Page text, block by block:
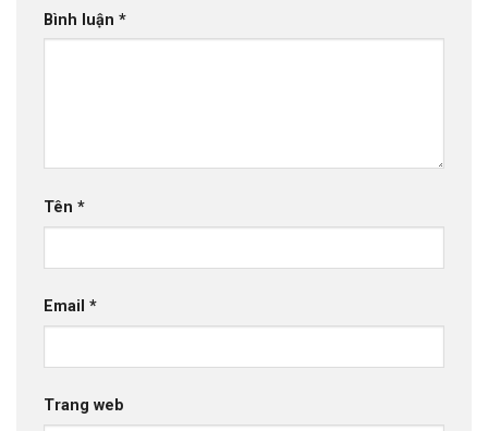
Bình luận *
Tên *
Email *
Trang web